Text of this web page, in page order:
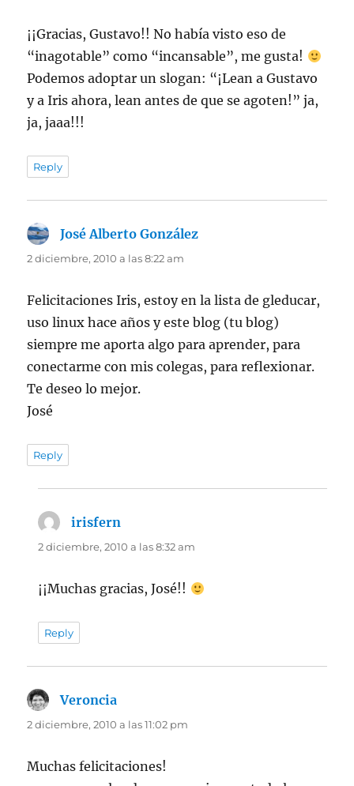
¡¡Gracias, Gustavo!! No había visto eso de
“inagotable” como “incansable”, me gusta!
Podemos adoptar un slogan: “¡Lean a Gustavo
y a Iris ahora, lean antes de que se agoten!” ja,
ja, jaaa!!!
Reply
José Alberto González
2 diciembre, 2010 a las 8:22 am
Felicitaciones Iris, estoy en la lista de gleducar,
uso linux hace años y este blog (tu blog)
siempre me aporta algo para aprender, para
conectarme con mis colegas, para reflexionar.
Te deseo lo mejor.
José
Reply
irisfern
2 diciembre, 2010 a las 8:32 am
¡¡Muchas gracias, José!!
Reply
Veroncia
2 diciembre, 2010 a las 11:02 pm
Muchas felicitaciones!